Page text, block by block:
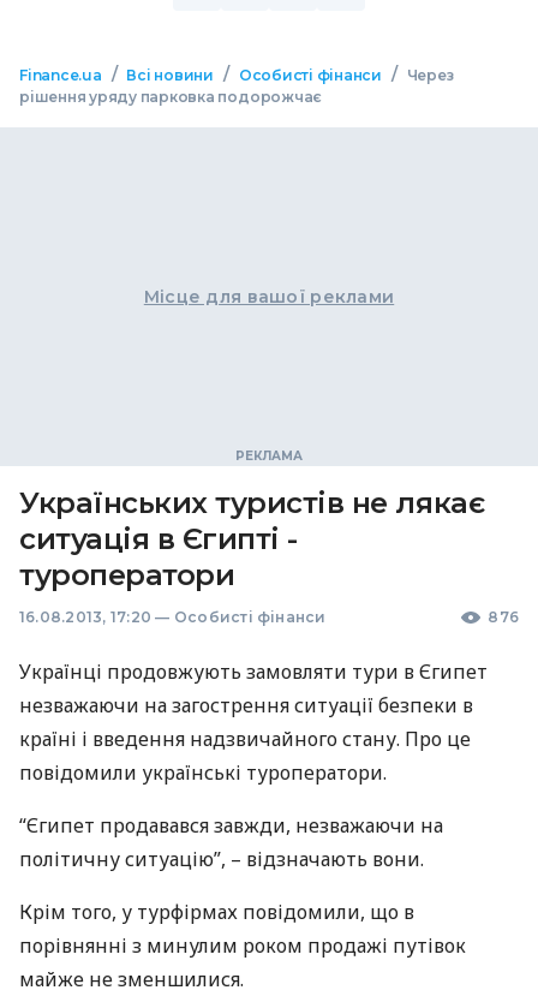
Finance.ua / Всі новини / Особисті фінанси /
Через
рішення уряду парковка подорожчає
Місце для вашої реклами
Українських туристів не лякає
ситуація в Єгипті -
туроператори
16.08.2013, 17:20 — Особисті фінанси 876
Українці продовжують замовляти тури в Єгипет
незважаючи на загострення ситуації безпеки в
країні і введення надзвичайного стану. Про це
повідомили українські туроператори.
“Єгипет продавався завжди, незважаючи на
політичну ситуацію”, – відзначають вони.
Крім того, у турфірмах повідомили, що в
порівнянні з минулим роком продажі путівок
майже не зменшилися.